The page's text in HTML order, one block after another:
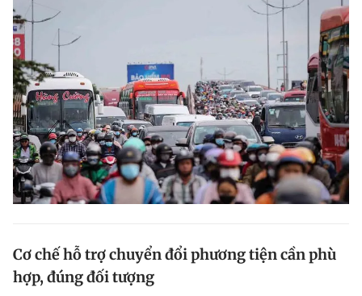
Chào ngày mới
Tin thị trường Tin 360
Video Magazine
Sản phẩm khác
Tiện ích Bạn cần biết
Thông tin tòa soạn Liên hệ quảng cáo
Đăng xuất
Cơ chế hỗ trợ chuyển đổi phương tiện cần phù
hợp, đúng đối tượng